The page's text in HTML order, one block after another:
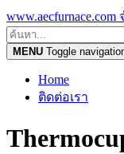
MENU Toggle
Home
ติดต่อเรา